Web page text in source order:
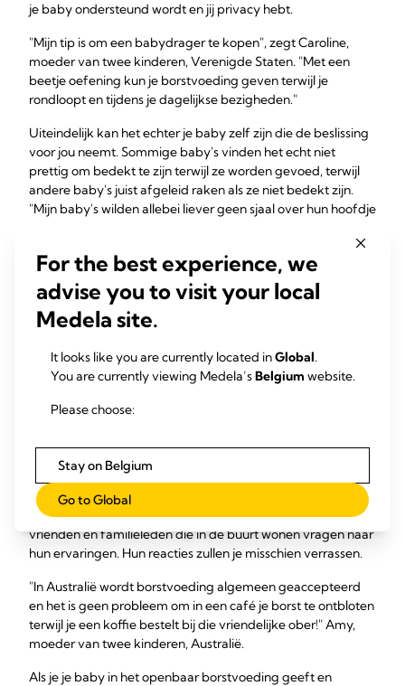
je baby ondersteund wordt en jij privacy hebt.
"Mijn tip is om een babydrager te kopen", zegt Caroline,
moeder van twee kinderen, Verenigde Staten. "Met een
beetje oefening kun je borstvoeding geven terwijl je
rondloopt en tijdens je dagelijkse bezigheden."
Uiteindelijk kan het echter je baby zelf zijn die de beslissing
voor jou neemt. Sommige baby's vinden het echt niet
prettig om bedekt te zijn terwijl ze worden gevoed, terwijl
andere baby's juist afgeleid raken als ze niet bedekt zijn.
"Mijn baby's wilden allebei liever geen sjaal over hun hoofdje
op dat hun hoofdje me bedekte", zegt Esther, moeder van
twee kinderen, Verenigd Koninkrijk.
5: Ken je
borstvoedingsrechten
In veel landen heb je een wettelijk recht om op iedere
openbare plaats borstvoeding te geven en zijn er wetten die
moeders die borstvoeding geven beschermen. Als je niet
openbaar in het land waar je woont, probeer dan online
onderzoek te doen – overheids- of
volksgezondheidswebsites zijn een goed startpunt – of
vraag advies aan je deskundige. Anders kun je moeders of
vrienden en familieleden die in de buurt wonen vragen naar
hun ervaringen. Hun reacties zullen je misschien verrassen.
"In Australië wordt borstvoeding algemeen geaccepteerd
en het is geen probleem om in een café je borst te ontbloten
terwijl je een koffie bestelt bij die vriendelijke ober!" Amy,
moeder van twee kinderen, Australië.
Als je je baby in het openbaar borstvoeding geeft en
For the best experience, we
advise you to visit your local
Medela site.
It looks like you are currently located inGlobal.
You are currently viewing Medela’sBelgium website.
Please choose:
Stay on Belgium
Go to Global